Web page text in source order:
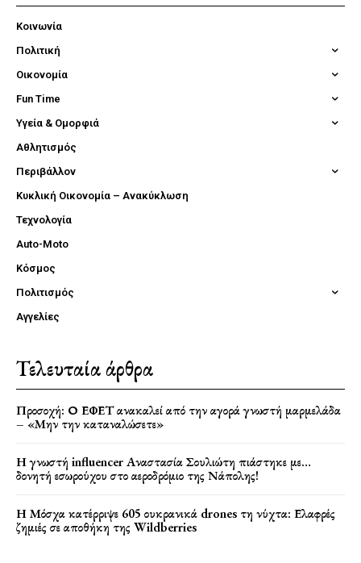
Κοινωνία
Πολιτική
Οικονομία
Fun Time
Υγεία & Ομορφιά
Αθλητισμός
Περιβάλλον
Κυκλική Οικονομία – Ανακύκλωση
Τεχνολογία
Auto-Moto
Κόσμος
Πολιτισμός
Αγγελίες
Τελευταία άρθρα
Προσοχή: Ο ΕΦΕΤ ανακαλεί από την αγορά γνωστή μαρμελάδα
– «Μην την καταναλώσετε»
Η γνωστή influencer Αναστασία Σουλιώτη πιάστηκε με…
δονητή εσωρούχου στο αεροδρόμιο της Νάπολης!
Η Μόσχα κατέρριψε 605 ουκρανικά drones τη νύχτα: Ελαφρές
ζημιές σε αποθήκη της Wildberries